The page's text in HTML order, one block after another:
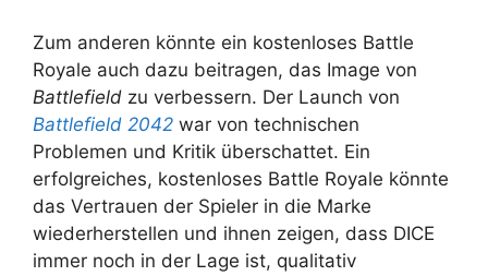
Zum anderen könnte ein kostenloses Battle
Royale auch dazu beitragen, das Image von
Battlefield zu verbessern. Der Launch von
Battlefield 2042 war von technischen
Problemen und Kritik überschattet. Ein
erfolgreiches, kostenloses Battle Royale könnte
das Vertrauen der Spieler in die Marke
wiederherstellen und ihnen zeigen, dass DICE
immer noch in der Lage ist, qualitativ